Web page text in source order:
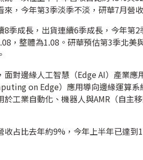
來，今年第3季淡季不淡，研華7月營
8季成長，出貨連續6季成長，今年第
，整體為1.08。研華預估第3季北美
面對邊緣人工智慧（Edge AI）產業應
on Edge）應用導向邊緣運算
於工業自動化、機器人與AMR（自主
收占比去年約9%，今年上半年已達